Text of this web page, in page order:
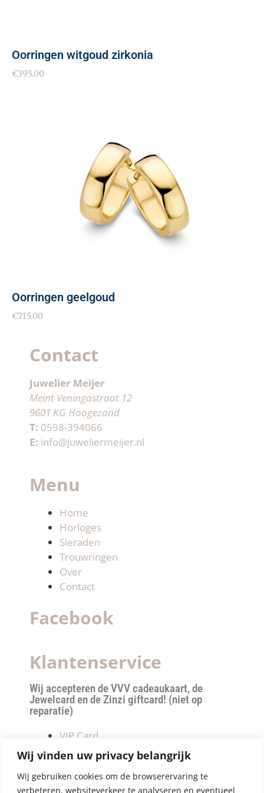
Wij vinden uw privacy belangrijk
Wij gebruiken cookies om de browserervaring te
verbeteren, websiteverkeer te analyseren en eventueel
Oorringen witgoud zirkonia
€395.00
Oorringen geelgoud
€715.00
Contact
Juwelier Meijer
Meint Veningastraat 12
9601 KG Hoogezand
T: 0598-394066
E: info@juweliermeijer.nl
Menu
Home
Horloges
Sieraden
Trouwringen
Over
Contact
Facebook
Klantenservice
Wij accepteren de VVV cadeaukaart, de
Jewelcard en de Zinzi giftcard! (niet op
reparatie)
VIP Card
Retourneren
Betalen & verzendkosten
Privacy Policy